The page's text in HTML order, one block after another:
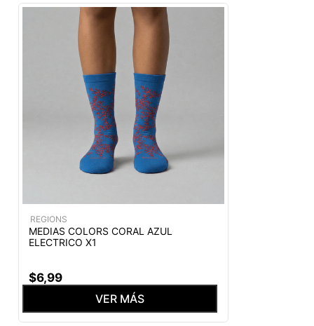
REGIONS
MEDIAS COLORS CORAL AZUL
ELECTRICO X1
$6,99
VER MÁS